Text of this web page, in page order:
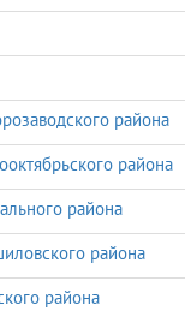
района
района
района
района
района